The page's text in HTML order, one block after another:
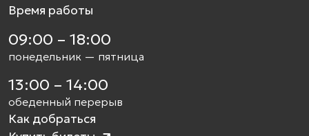
Время работы
09:00 – 18:00
понедельник — пятница
13:00 – 14:00
обеденный перерыв
Как добраться